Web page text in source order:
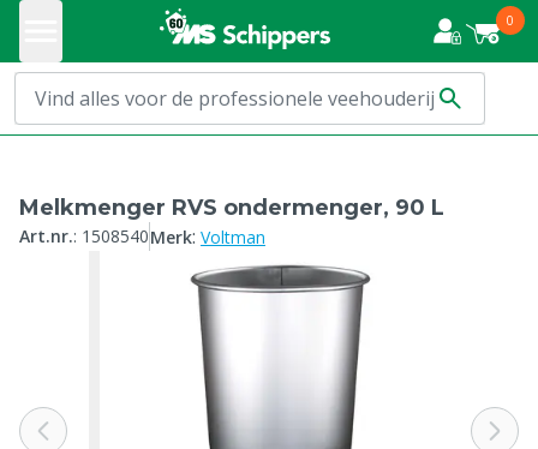
0
Melkmenger RVS ondermenger, 90 L
Art.nr.: 1508540Merk: Voltman